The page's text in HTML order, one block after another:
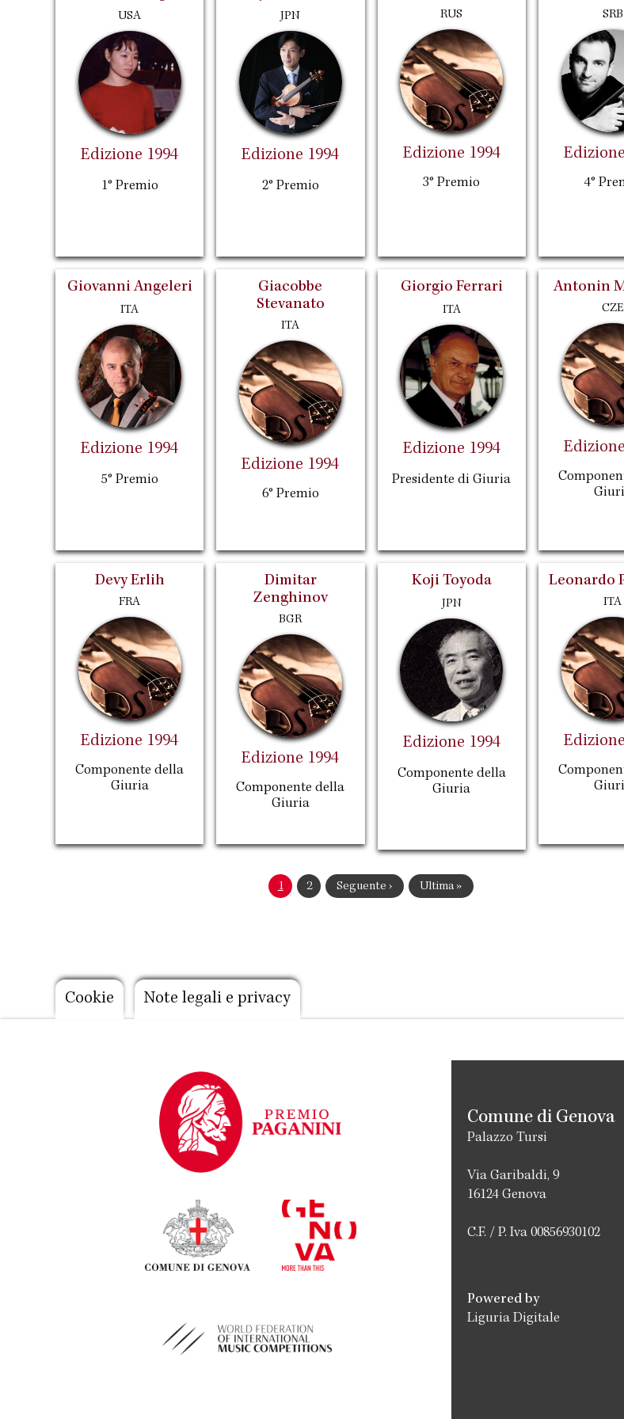
USA
Edizione 1994
1° Premio
JPN
Edizione 1994
2° Premio
RUS
Edizione 1994
3° Premio
SRB
4°
Giovanni Angeleri
ITA
Edizione 1994
5° Premio
Giacobbe
Stevanato
ITA
Edizione 1994
6° Premio
Giorgio Ferrari
ITA
Edizione 1994
Presidente di Giuria
Antonin
CZE
Devy Erlih
FRA
Edizione 1994
Componente della
Giuria
Dimitar
Zenghinov
BGR
Edizione 1994
Componente della
Giuria
Koji Toyoda
JPN
Edizione 1994
Componente della
Giuria
Leonardo
ITA
Pagina
1 Pagina
2
Pagina
Seguente ›
Ultima
Ultima »
Footer
Cookie Note legali e privacy
Comune di Genova
Palazzo Tursi
Via Garibaldi, 9
16124 Genova
C.F. / P. Iva 00856930102
Powered by
Liguria Digitale